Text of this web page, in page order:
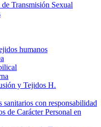
Transmisión Sexual
humanos
y Tejidos H.
sanitarios con responsabilidad
de Carácter Personal en